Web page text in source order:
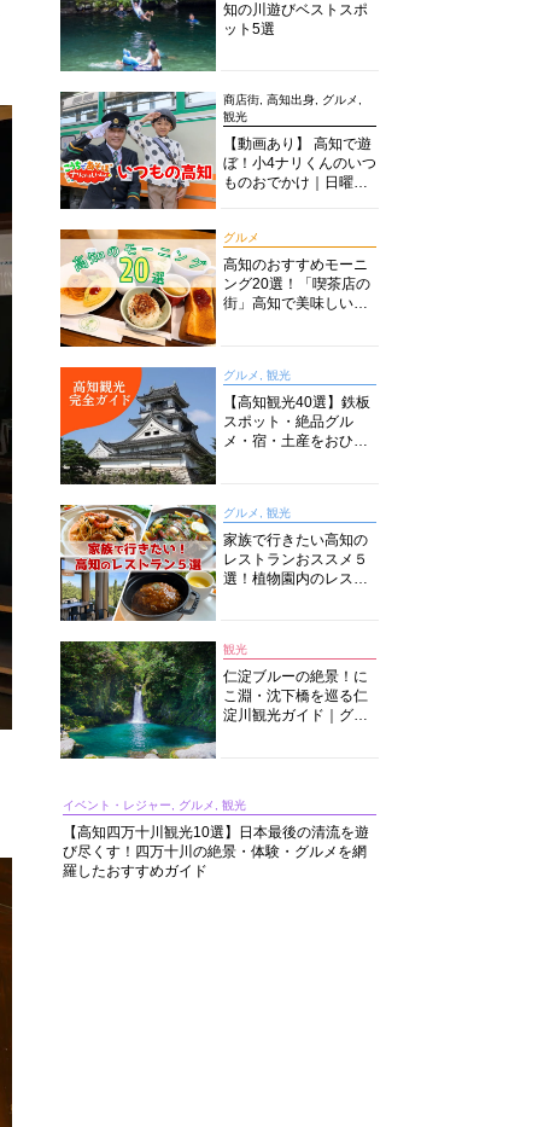
知の川遊びベストスポ
ット5選
商店街, 高知出身, グルメ,
観光
【動画あり】 高知で遊
ぼ！小4ナリくんのいつ
ものおでかけ｜日曜市
グルメ
高知のおすすめモーニ
ング20選！「喫茶店の
街」高知で美味しい喫
グルメ, 観光
【高知観光40選】鉄板
スポット・絶品グル
メ・宿・土産をおひと
グルメ, 観光
家族で行きたい高知の
レストランおススメ５
選！植物園内のレスト
観光
仁淀ブルーの絶景！に
こ淵・沈下橋を巡る仁
淀川観光ガイド｜グル
イベント・レジャー, グルメ, 観光
【高知四万十川観光10選】日本最後の清流を遊
び尽くす！四万十川の絶景・体験・グルメを網
羅したおすすめガイド